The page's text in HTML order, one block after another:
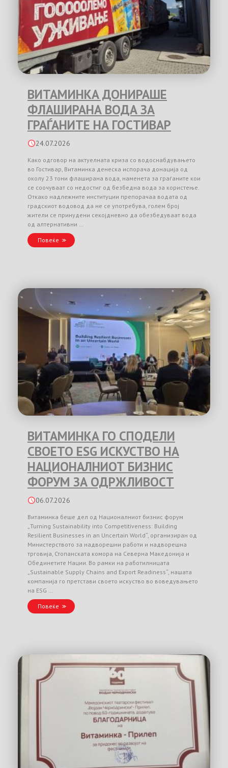
ВИТАМИНКА ДОНИРАШЕ
ФЛАШИРАНА ВОДА ЗА
ГРАЃАНИТЕ НА ГОСТИВАР
24.07.2026
Како одговор на актуелната криза со водоснабдувањето
во Гостивар, Витаминка денеска испорача донација од
околу 23 тони флаширана вода, наменета за граѓаните кои
се соочуваат со недостиг од безбедна вода за користење.
Откако надлежните институции препорачаа водата од
градскиот водовод да не се употребува, голем број
жители се принудени секојдневно да обезбедуваат вода
од алтернативни …
Повеќе
ВИТАМИНКА ГО СПОДЕЛИ
СВОЕТО ESG ИСКУСТВО НА
НАЦИОНАЛНИОТ БИЗНИС
ФОРУМ ЗА ОДРЖЛИВОСТ
06.07.2026
Витаминка беше дел од Националниот бизнис форум
„Turning Sustainability into Competitiveness: Building
Resilient Businesses in an Uncertain World“, организиран од
Министерството за надворешни работи и надворешна
трговија, Стопанската комора на Северна Македонија и
Обединетите Нации. Во рамки на работилницата
„Sustainable Supply Chains and Export Readiness“, нашата
компанија го претстави своето искуство во воведувањето
на ESG …
Повеќе